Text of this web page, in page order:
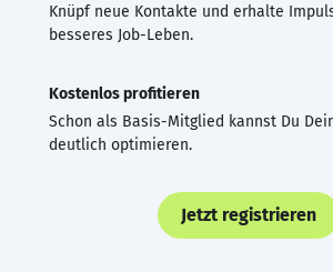
Knüpf neue Kontakte und erhalte
besseres Job-Leben.
Kostenlos profitieren
Schon als Basis-Mitglied kannst Du
deutlich optimieren.
Jetzt registrieren